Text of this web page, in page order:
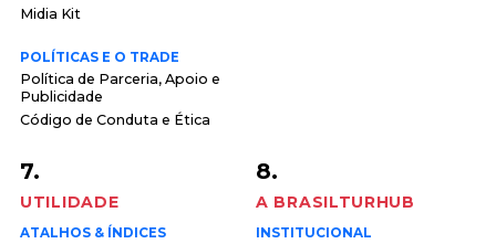
Midia Kit
POLÍTICAS E O TRADE
Política de Parceria, Apoio e
Publicidade
Código de Conduta e Ética
7.
UTILIDADE
ATALHOS & ÍNDICES
8.
A BRASILTURHUB
INSTITUCIONAL